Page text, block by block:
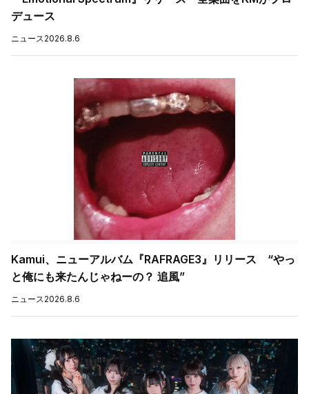
デュース
ニュース2026.8.6
Kamui、ニューアルバム『RAFRAGE3』リリース “やっ
と俺にも来たんじゃねーの？ 追風”
ニュース2026.8.6